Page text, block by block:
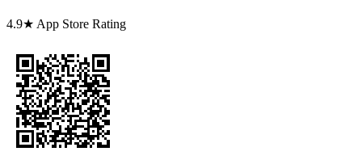
4.9★ App Store Rating